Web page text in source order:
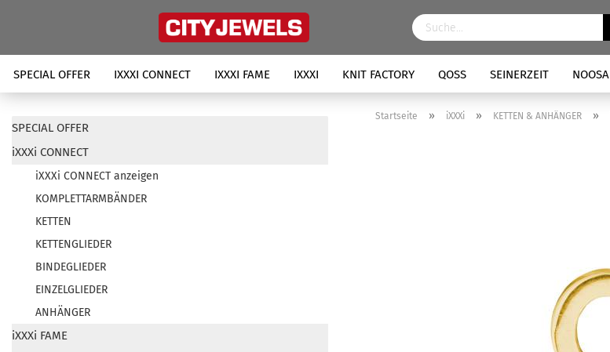
SPECIAL OFFER IXXXI CONNECT IXXXI FAME IXXXI KNIT FACTORY QOSS SEINERZEIT NOOSA
Startseite » iXXXi » KETTEN & ANHÄNGER »
SPECIAL OFFER
iXXXi CONNECT
iXXXi CONNECT anzeigen
KOMPLETTARMBÄNDER
KETTEN
KETTENGLIEDER
BINDEGLIEDER
EINZELGLIEDER
ANHÄNGER
iXXXi FAME